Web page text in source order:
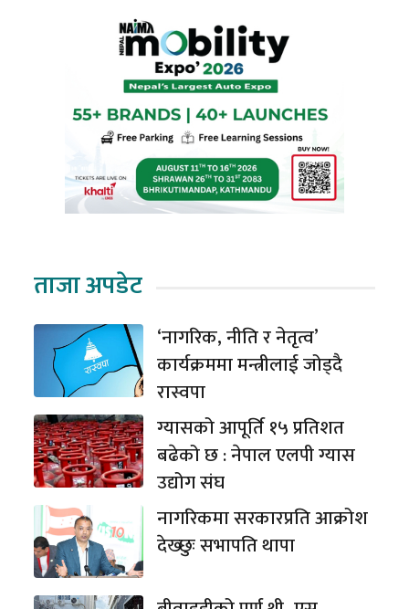
ताजा अपडेट
‘नागरिक, नीति र नेतृत्व’
कार्यक्रममा मन्त्रीलाई जोड्दै
रास्वपा
ग्यासको आपूर्ति १५ प्रतिशत
बढेको छ : नेपाल एलपी ग्यास
उद्योग संघ
नागरिकमा सरकारप्रति आक्रोश
देख्छुः सभापति थापा